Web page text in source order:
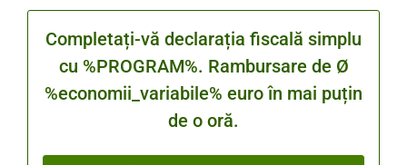
Completați-vă declarația fiscală simplu
cu %PROGRAM%. Rambursare de Ø
%economii_variabile% euro în mai puțin
de o oră.